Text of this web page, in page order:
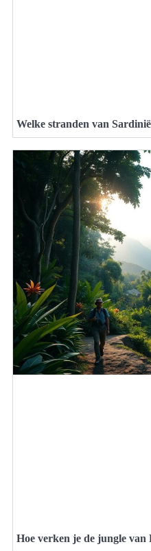
Welke stranden van
Hoe verken je de jungle van